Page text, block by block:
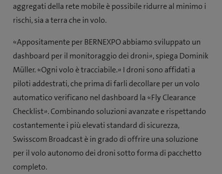
aggregati della rete mobile è possibile ridurre al minimo i
rischi, sia a terra che in volo.
«Appositamente per BERNEXPO abbiamo sviluppato un
dashboard per il monitoraggio dei droni», spiega Dominik
Müller. «Ogni volo è tracciabile.» I droni sono affidati a
piloti addestrati, che prima di farli decollare per un volo
automatico verificano nel dashboard la «Fly Clearance
Checklist». Combinando soluzioni avanzate e rispettando
costantemente i più elevati standard di sicurezza,
Swisscom Broadcast è in grado di offrire una soluzione
per il volo autonomo dei droni sotto forma di pacchetto
completo.